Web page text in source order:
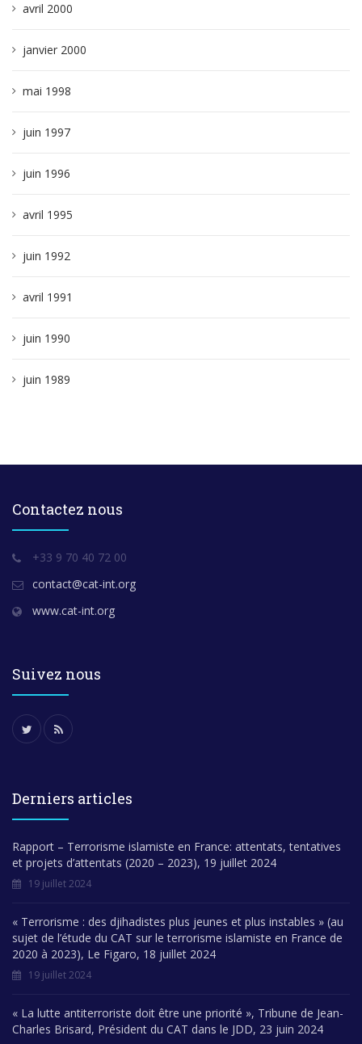
avril 2000
janvier 2000
mai 1998
juin 1997
juin 1996
avril 1995
juin 1992
avril 1991
juin 1990
juin 1989
Contactez nous
+33 9 70 40 72 00
contact@cat-int.org
www.cat-int.org
Suivez nous
Derniers articles
Rapport – Terrorisme islamiste en France: attentats, tentatives
et projets d’attentats (2020 – 2023), 19 juillet 2024
19 juillet 2024
« Terrorisme : des djihadistes plus jeunes et plus instables » (au
sujet de l’étude du CAT sur le terrorisme islamiste en France de
2020 à 2023), Le Figaro, 18 juillet 2024
19 juillet 2024
« La lutte antiterroriste doit être une priorité », Tribune de Jean-
Charles Brisard, Président du CAT dans le JDD, 23 juin 2024